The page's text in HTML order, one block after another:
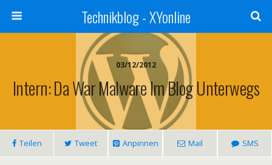
Technikblog - XYonline
03/12/2012
Intern: Da War Malware Im Blog Unterwegs
Teilen Tweet Anpinnen Mail SMS